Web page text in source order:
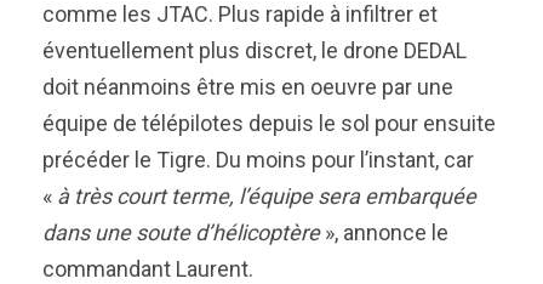
comme les JTAC. Plus rapide à infiltrer et
éventuellement plus discret, le drone DEDAL
doit néanmoins être mis en oeuvre par une
équipe de télépilotes depuis le sol pour ensuite
précéder le Tigre. Du moins pour l’instant, car
« à très court terme, l’équipe sera embarquée
dans une soute d’hélicoptère», annonce le
commandant Laurent.